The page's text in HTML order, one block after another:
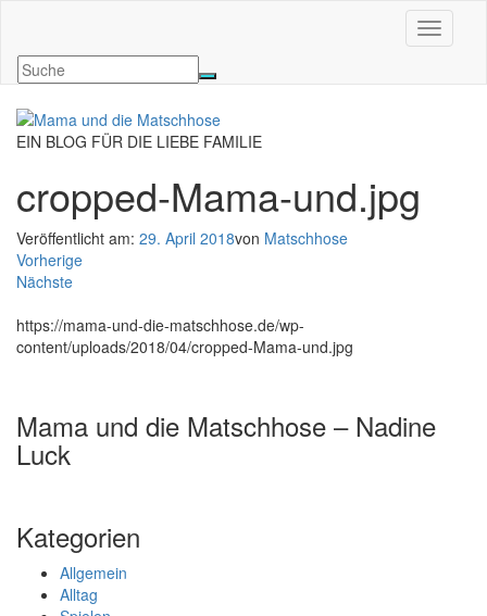
EIN BLOG FÜR DIE LIEBE FAMILIE
cropped-Mama-und.jpg
Veröffentlicht am: 29. April 2018von Matschhose
Vorherige
Nächste
https://mama-und-die-matschhose.de/wp-
content/uploads/2018/04/cropped-Mama-und.jpg
Mama und die Matschhose – Nadine
Luck
Kategorien
Allgemein
Alltag